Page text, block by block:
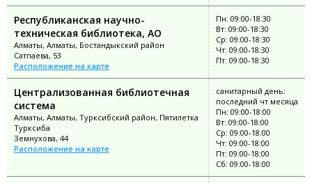
Республиканская научно-
техническая библиотека, АО
Алматы, Алматы, Бостандыкский район
Сатпаева, 53
Расположение на карте
Пн: 09:00-18:30
Вт: 09:00-18:30
Ср: 09:00-18:30
Чт: 09:00-18:30
Пт: 09:00-18:30
Централизованная библиотечная
система
Алматы, Алматы, Турксибский район, Пятилетка
Турксиба
Земнухова, 44
Расположение на карте
санитарный день:
последний чт месяца
Пн: 09:00-18:00
Вт: 09:00-18:00
Ср: 09:00-18:00
Чт: 09:00-18:00
Пт: 09:00-18:00
Сб: 09:00-18:00